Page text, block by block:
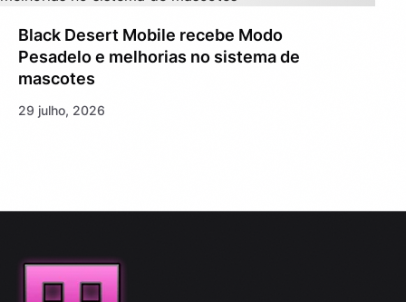
Black Desert Mobile recebe Modo
Pesadelo e melhorias no sistema de
mascotes
29 julho, 2026